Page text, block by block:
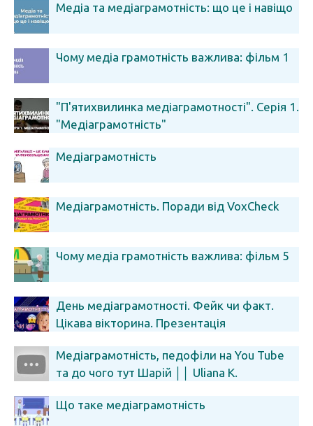
Медіа та медіаграмотність: що це і навіщо
Чому медіа грамотність важлива: фільм 1
"П'ятихвилинка медіаграмотності". Серія 1.
"Медіаграмотність"
Медіаграмотність
Медіаграмотність. Поради від VoxCheck
Чому медіа грамотність важлива: фільм 5
День медіаграмотності. Фейк чи факт.
Цікава вікторина. Презентація
Медіаграмотність, педофіли на You Tube
та до чого тут Шapiй ││ Uliana K.
Що таке медіаграмотність